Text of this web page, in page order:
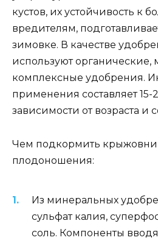
кустов, их устойчивость к
вредителям,
зимовке. В качестве
используют
комплексные удобрения.
применения составляет 15-
зависимости от возраста и
Чем подкормить
плодоношения:
Из минеральных
сульфат калия,
соль. Компоненты